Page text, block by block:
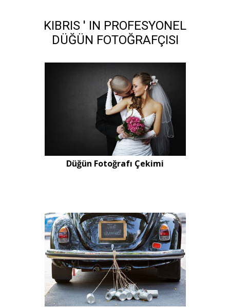
KIBRIS ' IN PROFESYONEL
DÜĞÜN FOTOĞRAFÇISI
Düğün Fotoğrafı Çekimi